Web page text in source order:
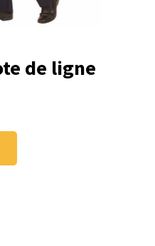
de ligne